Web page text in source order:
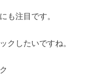
も注目です。
クしたいですね。